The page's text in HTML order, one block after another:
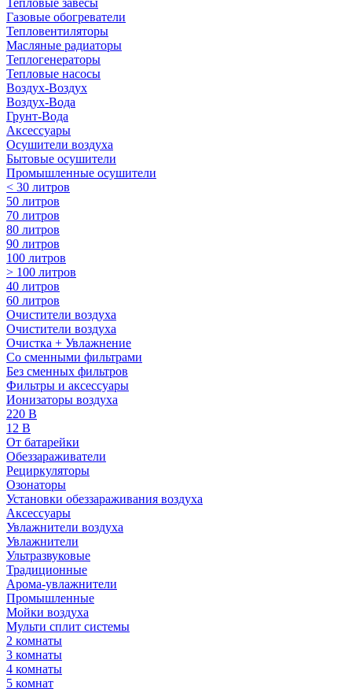
Тепловые завесы
Газовые обогреватели
Тепловентиляторы
Масляные радиаторы
Теплогенераторы
Тепловые насосы
Воздух-Воздух
Воздух-Вода
Грунт-Вода
Аксессуары
Осушители воздуха
Бытовые осушители
Промышленные осушители
< 30 литров
50 литров
70 литров
80 литров
90 литров
100 литров
> 100 литров
40 литров
60 литров
Очистители воздуха
Очистители воздуха
Очистка + Увлажнение
Cо сменными фильтрами
Без сменных фильтров
Фильтры и аксессуары
Ионизаторы воздуха
220 В
12 В
От батарейки
Обеззараживатели
Рециркуляторы
Озонаторы
Установки обеззараживания воздуха
Аксессуары
Увлажнители воздуха
Увлажнители
Ультразвуковые
Традиционные
Арома-увлажнители
Промышленные
Мойки воздуха
Мульти сплит системы
2 комнаты
3 комнаты
4 комнаты
5 комнат